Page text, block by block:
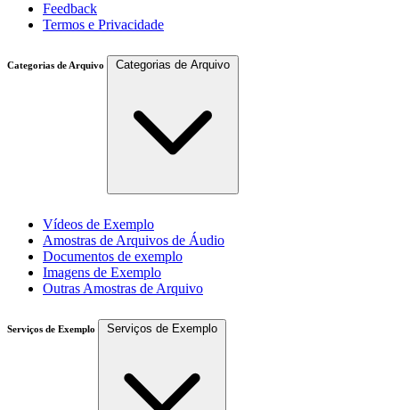
Feedback
Termos e Privacidade
Categorias de Arquivo Categorias de Arquivo
Vídeos de Exemplo
Amostras de Arquivos de Áudio
Documentos de exemplo
Imagens de Exemplo
Outras Amostras de Arquivo
Serviços de Exemplo Serviços de Exemplo